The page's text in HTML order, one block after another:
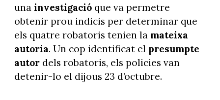
una investigacióque va permetre
obtenir prou indicis per determinar que
els quatre robatoris tenien la mateixa
autoria. Un cop identificat el presumpte
autordels robatoris, els policies van
detenir-lo el dijous 23 d’octubre.